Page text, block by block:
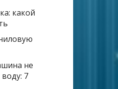
какой
не
7